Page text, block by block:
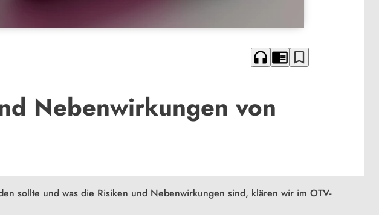
headphones chrome_reader_mode bookmark_border
Nebenwirkungen von
sollte und was die Risiken und Nebenwirkungen sind, klären wir im OTV-